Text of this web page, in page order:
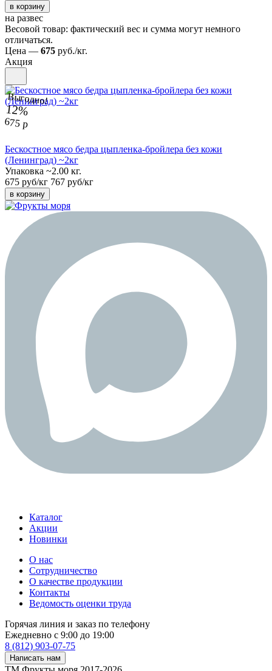
в корзину
на развес
Весовой товар: фактический вес и сумма могут немного
отличаться.
Цена — 675 руб./кг.
Акция
Выгодно!
12%
675 р
Бескостное мясо бедра цыпленка-бройлера без кожи
(Ленинград) ~2кг
Упаковка ~2.00 кг.
675 руб/кг 767 руб/кг
в корзину
Каталог
Акции
Новинки
О нас
Сотрудничество
О качестве продукции
Контакты
Ведомость оценки труда
Горячая линия и заказ по телефону
Ежедневно с 9:00 до 19:00
8 (812) 903-07-75
Написать нам